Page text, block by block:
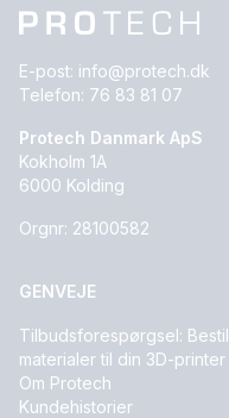
E-post: info@protech.dk
Telefon: 76 83 81 07
Protech Danmark ApS
Kokholm 1A
6000 Kolding
Orgnr: 28100582
GENVEJE
Tilbudsforespørgsel: Bestil
materialer til din 3D-printer
Om Protech
Kundehistorier